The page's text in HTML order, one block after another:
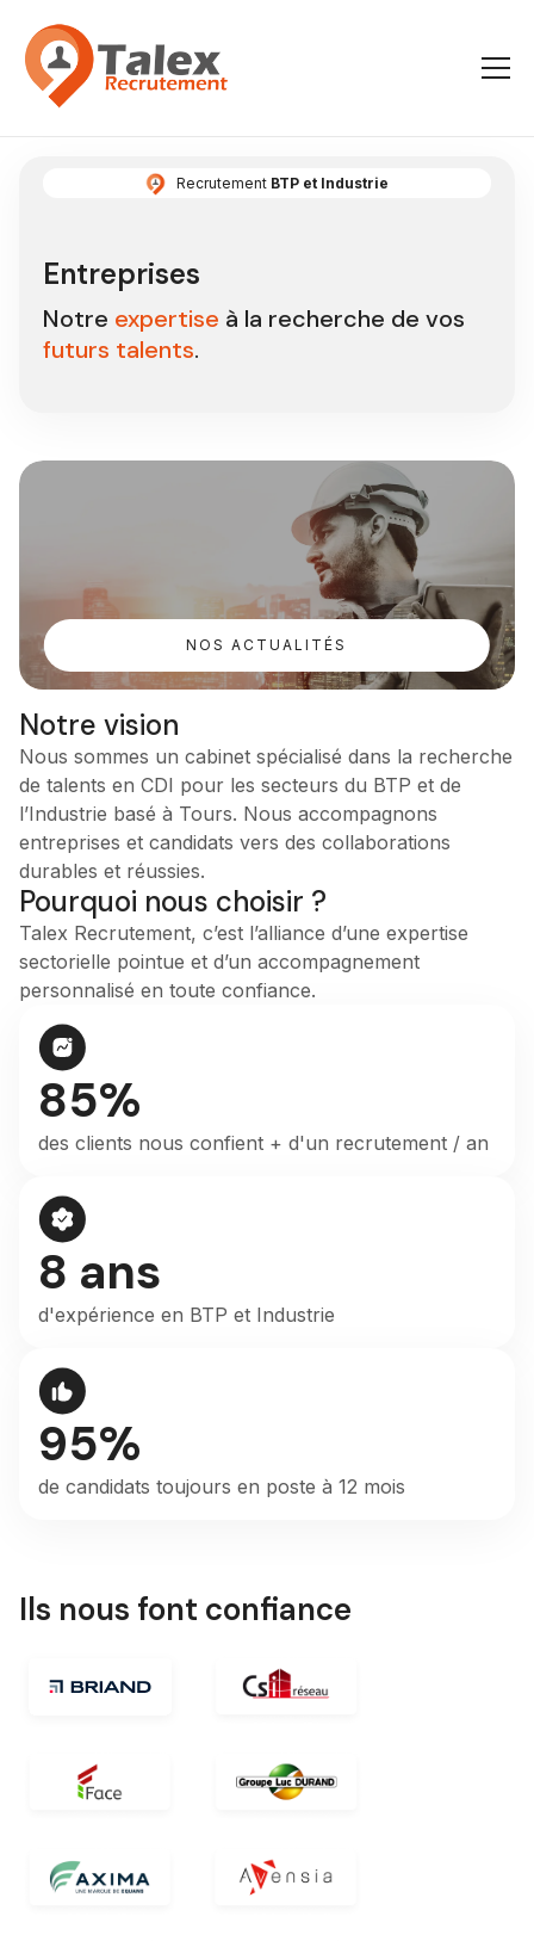
Recrutement BTP et Industrie
Entreprises
Notre expertise à la recherche de vos
futurs talents.
NOS ACTUALITÉS
Notre vision
Nous sommes un cabinet spécialisé dans la recherche
de talents en CDI pour les secteurs du BTP et de
l’Industrie basé à Tours. Nous accompagnons
entreprises et candidats vers des collaborations
durables et réussies.
Pourquoi nous choisir ?
Talex Recrutement, c’est l’alliance d’une expertise
sectorielle pointue et d’un accompagnement
personnalisé en toute confiance.
85%
des clients nous confient + d'un recrutement / an
8 ans
d'expérience en BTP et Industrie
95%
de candidats toujours en poste à 12 mois
Ils nous font confiance